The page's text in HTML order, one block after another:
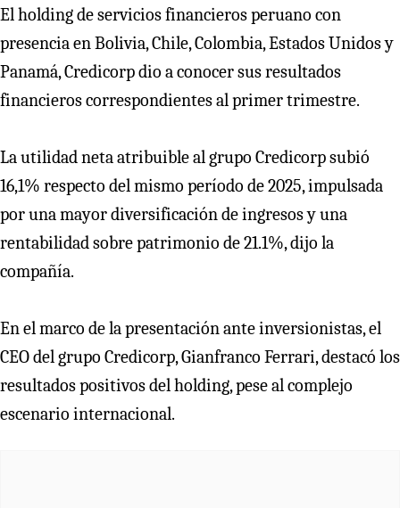
El holding de servicios financieros peruano con
presencia en Bolivia, Chile, Colombia, Estados Unidos y
Panamá, Credicorp dio a conocer sus resultados
financieros correspondientes al primer trimestre.
La utilidad neta atribuible al grupo Credicorp subió
16,1% respecto del mismo período de 2025, impulsada
por una mayor diversificación de ingresos y una
rentabilidad sobre patrimonio de 21.1%, dijo la
compañía.
En el marco de la presentación ante inversionistas, el
CEO del grupo Credicorp, Gianfranco Ferrari, destacó los
resultados positivos del holding, pese al complejo
escenario internacional.